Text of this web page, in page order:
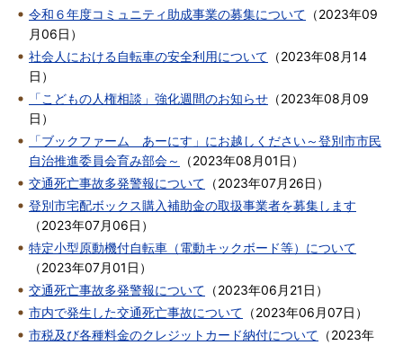
令和６年度コミュニティ助成事業の募集について （2023年09
月06日 ）
社会人における自転車の安全利用について （2023年08月14
日 ）
「こどもの人権相談」強化週間のお知らせ （2023年08月09
日 ）
「ブックファーム あーにす」にお越しください～登別市市民
自治推進委員会育み部会～
（2023年08月01日 ）
交通死亡事故多発警報について （2023年07月26日 ）
登別市宅配ボックス購入補助金の取扱事業者を募集します
（2023年07月06日 ）
特定小型原動機付自転車（電動キックボード等）について
（2023年07月01日 ）
交通死亡事故多発警報について （2023年06月21日 ）
市内で発生した交通死亡事故について （2023年06月07日 ）
市税及び各種料金のクレジットカード納付について （2023年